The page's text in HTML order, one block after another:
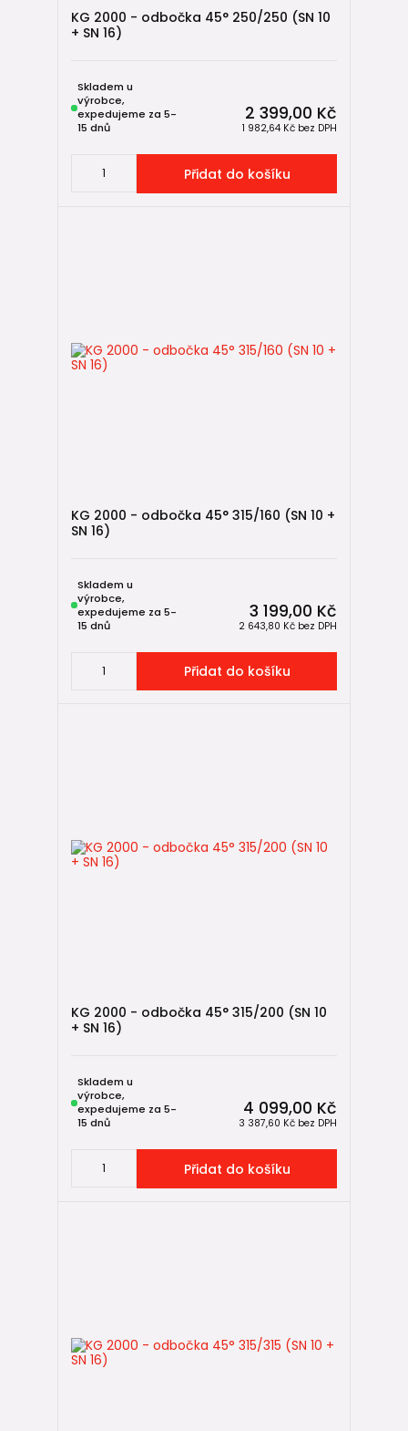
KG 2000 - odbočka 45° 250/250 (SN 10
+ SN 16)
2 399,00 Kč
1 982,64 Kč bez DPH
Skladem u
výrobce,
expedujeme za 5-
15 dnů
Přidat do košíku
KG 2000 - odbočka 45° 315/160 (SN 10 +
SN 16)
3 199,00 Kč
2 643,80 Kč bez DPH
Skladem u
výrobce,
expedujeme za 5-
15 dnů
Přidat do košíku
KG 2000 - odbočka 45° 315/200 (SN 10
+ SN 16)
4 099,00 Kč
3 387,60 Kč bez DPH
Skladem u
výrobce,
expedujeme za 5-
15 dnů
Přidat do košíku